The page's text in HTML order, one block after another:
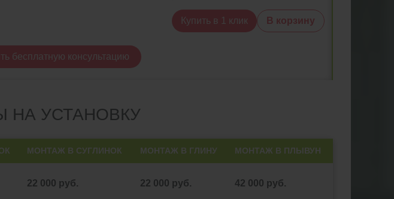
Купить в 1 клик В корзину
бесплатную консультацию
НА УСТАНОВКУ
МОНТАЖ В СУГЛИНОК МОНТАЖ В ГЛИНУ МОНТАЖ В ПЛЫВУН
22 000 руб. 22 000 руб. 42 000 руб.